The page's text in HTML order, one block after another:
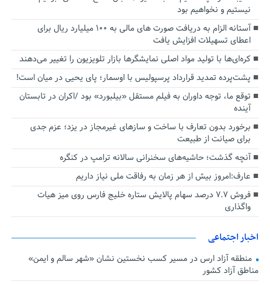
نیستیم و نخواهیم بود
آستانه الزام به دریافت صورت های مالی به ۱۰۰ میلیارد ریال برای
اعطای تسهیلات افزایش یافت
کره‌ای‌ها با تولید مواد اصلی نمایشگرها بازار تلویزیون را تغییر می‌دهند
پشت‌پرده تمدید قرارداد پرسپولیس با اوسمار؛ پای یحیی در میان است!
توقع ما، توجه داوران به فیلم مستقل «بیلبورد» بود /اکران در تابستان
آینده
برخورد بدون تعارف با ساخت‌ و سازهای غیرمجاز در یزد؛ عزم جدی
برای صیانت از طبیعت
آنچه گذشت؛ حاشیه‌های سخنرانی سالانه ترامپ در کنگره
عارف:امروز بیش از هر زمان به رفاقت ملی نیاز داریم
فروش ۷.۷ درصد سهام پالایش ستاره خلیج فارس روی میز هیات
واگذاری
اخبار اجتماعی
منطقه آزاد ارس در مسیر کسب نخستین نشان «شهر سالم و ایمن»
مناطق آزاد کشور